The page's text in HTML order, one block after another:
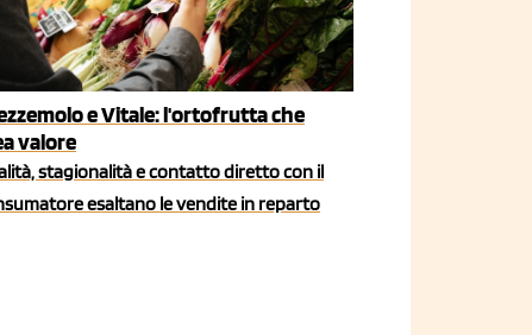
e Vitale: l'ortofrutta che
valore
stagionalità e contatto diretto con il
esaltano le vendite in reparto